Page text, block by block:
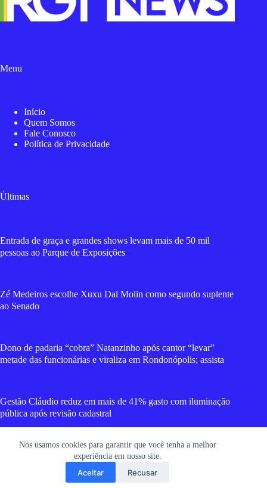
Nós usamos cookies para garantir que você tenha a melhor
experiência em nosso site.
Aceitar Recusar
Menu
Início
Quem Somos
Fale Conosco
Política de Privacidade
Últimas
Entrada de graça e grandes shows levam mais de 50 mil
pessoas ao Parque de Exposições
Zé Medeiros escolhe Xuxu Dal Molin como segundo suplente
ao Senado
Dono de padaria “cobra” Natanzinho após cantor “levar”
metade das funcionárias e viraliza em Rondonópolis; assista
Gestão Cláudio reduz em mais de 41% gasto com iluminação
pública após revisão cadastral
Criminosos tentam matar jovem a tiros na frente dos avós em
Copyright © 2026 RGT News - Portal de Notícias